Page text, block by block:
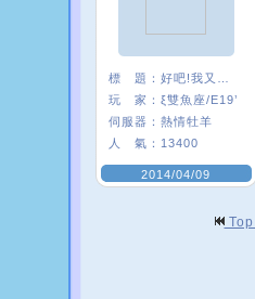
標 題：
玩 家： ξ雙魚座/E19’
伺服器： 熱情牡羊
人 氣： 13400
2014/04/09